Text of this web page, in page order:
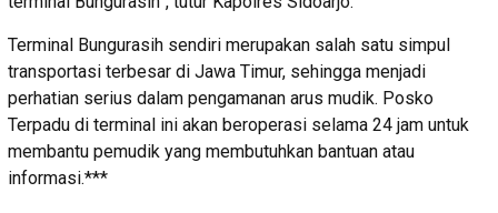
Terminal Bungurasih sendiri merupakan salah satu simpul
transportasi terbesar di Jawa Timur, sehingga menjadi
perhatian serius dalam pengamanan arus mudik. Posko
Terpadu di terminal ini akan beroperasi selama 24 jam untuk
membantu pemudik yang membutuhkan bantuan atau
informasi.***